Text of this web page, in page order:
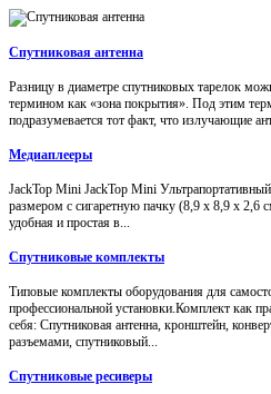
Спутниковая антенна
Разницу в диаметре спутниковых тарелок
термином как «зона покрытия». Под этим
подразумевается тот факт, что излучающие
Медиаплееры
JackTop Mini JackTop Mini
размером с сигаретную пачку (8,9 x 8,9 x 2,6
удобная и простая в...
Спутниковые комплекты
Типовые комплекты оборудования для
профессиональной установки.Комплект как
себя: Спутниковая антенна, кронштейн,
разъемами, спутниковый...
Спутниковые ресиверы